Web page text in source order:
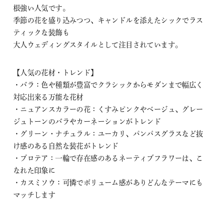
根強い人気です。
季節の花を盛り込みつつ、キャンドルを添えたシックでラス
ティックな装飾も
大人ウェディングスタイルとして注目されています。
【人気の花材・トレンド】
・バラ：色や種類が豊富でクラシックからモダンまで幅広く
対応出来る万能な花材
・ニュアンスカラーの花：くすみピンクやベージュ、グレー
ジュトーンのバラやカーネーションがトレンド
・グリーン・ナチュラル：ユーカリ、パンパスグラスなど抜
け感のある自然な装花がトレンド
・プロテア：一輪で存在感のあるネーティブフラワーは、こ
なれた印象に
・カスミソウ：可憐でボリューム感がありどんなテーマにも
マッチします